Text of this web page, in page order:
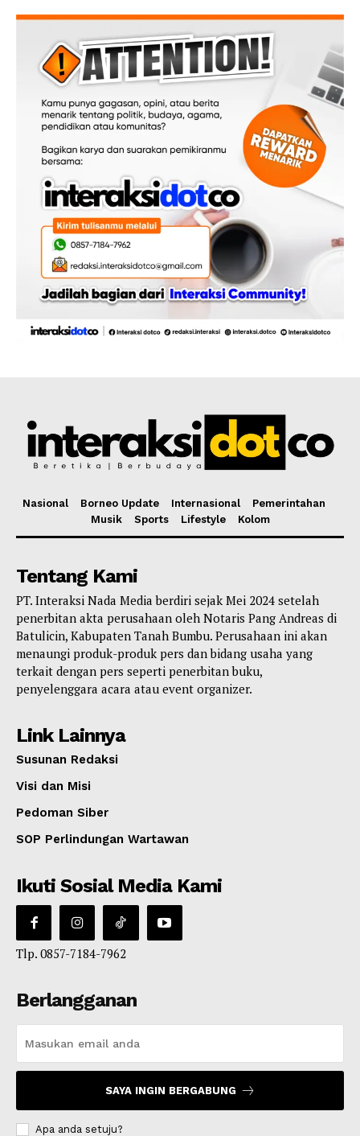
Nasional Borneo Update Internasional
Pemerintahan
Musik
Sports Lifestyle Kolom
Tentang Kami
PT. Interaksi Nada Media berdiri sejak Mei 2024 setelah
penerbitan akta perusahaan oleh Notaris Pang Andreas di
Batulicin, Kabupaten Tanah Bumbu. Perusahaan ini akan
menaungi produk-produk pers dan bidang usaha yang
terkait dengan pers seperti penerbitan buku,
penyelenggara acara atau event organizer.
Link Lainnya
Susunan Redaksi
Visi dan Misi
Pedoman Siber
SOP Perlindungan Wartawan
Ikuti Sosial Media Kami
Tlp. 0857-7184-7962
Berlangganan
SAYA INGIN BERGABUNG
Apa anda setuju?